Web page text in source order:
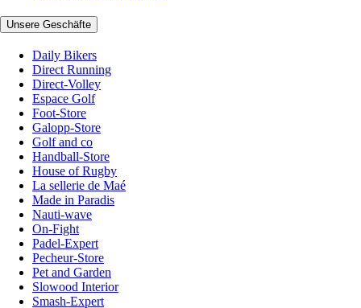
Unsere Geschäfte
Daily Bikers
Direct Running
Direct-Volley
Espace Golf
Foot-Store
Galopp-Store
Golf and co
Handball-Store
House of Rugby
La sellerie de Maé
Made in Paradis
Nauti-wave
On-Fight
Padel-Expert
Pecheur-Store
Pet and Garden
Slowood Interior
Smash-Expert